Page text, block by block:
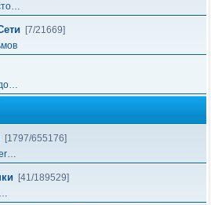
[7/21669]
[1797/655176]
[41/189529]